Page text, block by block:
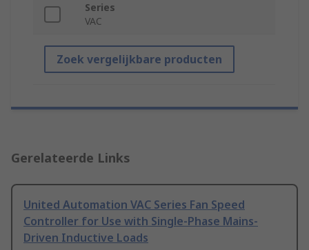
Series
VAC
Zoek vergelijkbare producten
Gerelateerde Links
United Automation VAC Series Fan Speed
Controller for Use with Single-Phase Mains-
Driven Inductive Loads